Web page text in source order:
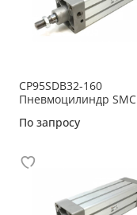
CP95SDB32-160
Пневмоцилиндр SMC
По запросу